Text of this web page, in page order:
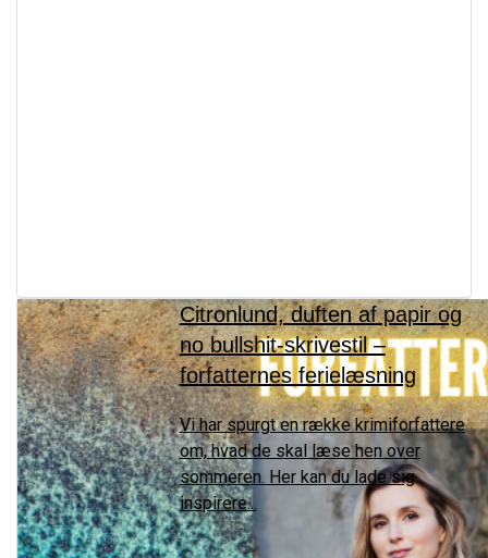
Citronlund, duften af papir og
no bullshit-skrivestil –
forfatternes ferielæsning
Vi har spurgt en række krimiforfattere
om, hvad de skal læse hen over
sommeren. Her kan du lade sig
inspirere...